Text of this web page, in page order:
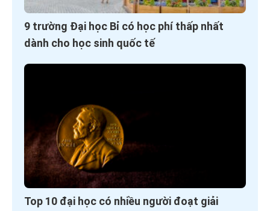
9 trường Đại học Bỉ có học phí thấp nhất
dành cho học sinh quốc tế
Top 10 đại học có nhiều người đoạt giải